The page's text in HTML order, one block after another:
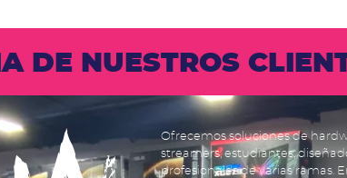
DE NUESTROS
Ofrecemos soluciones de
streamers, estudiantes,
profesionales de varias ramas.